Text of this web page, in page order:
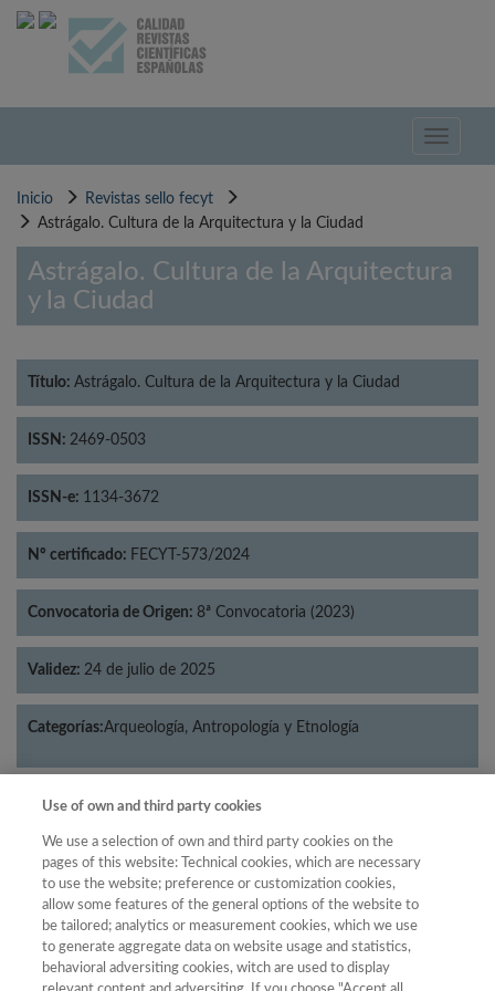
Pasar
Toggle
Inicio
Revistas sello fecyt
Astrágalo. Cultura de la Arquitectura y la Ciudad
Astrágalo. Cultura de la Arquitectura
y la Ciudad
Título: Astrágalo. Cultura de la Arquitectura y la Ciudad
ISSN: 2469-0503
ISSN-e: 1134-3672
Nº certificado: FECYT-573/2024
Convocatoria de Origen: 8ª Convocatoria (2023)
Validez: 24 de julio de 2025
Categorías:Arqueología, Antropología y Etnología
Año
Año
Filtrar
Use of own and third party cookies
We use a selection of own and third party cookies on the
pages of this website: Technical cookies, which are necessary
to use the website; preference or customization cookies,
allow some features of the general options of the website to
be tailored; analytics or measurement cookies, which we use
to generate aggregate data on website usage and statistics,
behavioral adversiting cookies, witch are used to display